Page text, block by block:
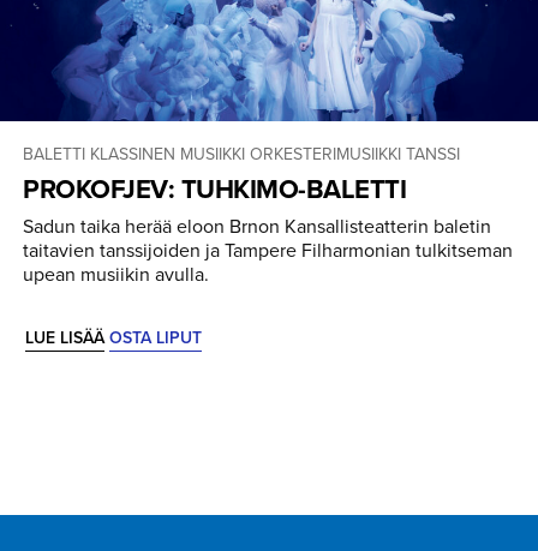
BALETTI KLASSINEN MUSIIKKIORKESTERIMUSIIKKITANSSI
PROKOFJEV: TUHKIMO-BALETTI
Sadun taika herää eloon Brnon Kansallisteatterin baletin
taitavien tanssijoiden ja Tampere Filharmonian tulkitseman
upean musiikin avulla.
LUE LISÄÄOSTA LIPUT